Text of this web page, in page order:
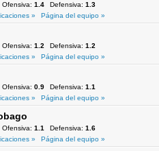
Ofensiva: 1.4 Defensiva: 1.3
»
Página del equipo »
Ofensiva: 1.2 Defensiva: 1.2
»
Página del equipo »
Ofensiva: 0.9 Defensiva: 1.1
»
Página del equipo »
Ofensiva: 1.1 Defensiva: 1.6
»
Página del equipo »